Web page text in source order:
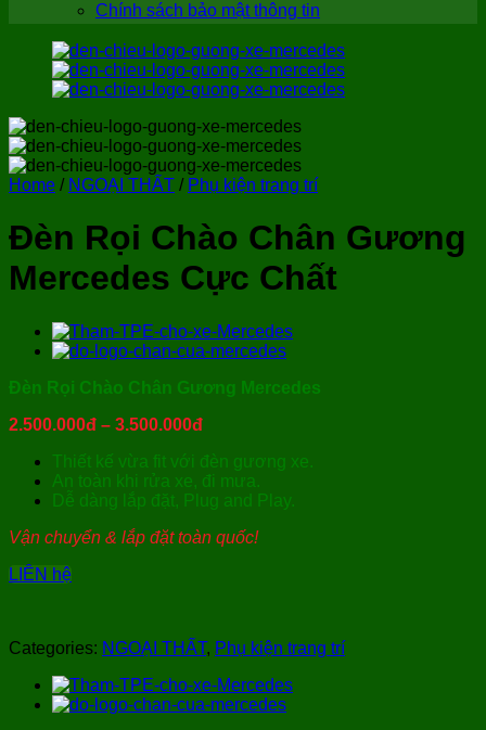
Chính sách bảo mật thông tin
Home / NGOẠI THẤT / Phụ kiện trang trí
Đèn Rọi Chào Chân Gương
Mercedes Cực Chất
Đèn Rọi Chào Chân Gương Mercedes
2.500.000đ – 3.500.000đ
Thiết kế vừa fit với đèn gương xe.
An toàn khi rửa xe, đi mưa.
Dễ dàng lắp đặt, Plug and Play.
Vận chuyển & lắp đặt toàn quốc!
LIÊN hệ
Categories: NGOẠI THẤT, Phụ kiện trang trí